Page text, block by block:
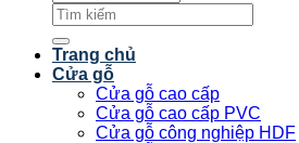
Tìm
kiếm:
Trang chủ
Cửa gỗ
Cửa gỗ cao cấp
Cửa gỗ cao cấp PVC
Cửa gỗ công nghiệp HDF